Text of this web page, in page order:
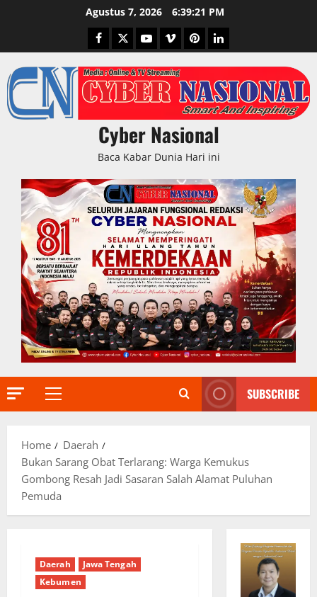
Agustus 7, 2026 6:39:22 PM
Facebook
TwitterYoutubeVimeoPinterestLinkedIn
Cyber Nasional
Baca Kabar Dunia Hari ini
Primary
SUBSCRIBE
Home
Daerah
Bukan Sarang Obat Terlarang: Warga Kemukus
Gombong Resah Jadi Sasaran Salah Alamat Puluhan
Pemuda
Daerah
Jawa Tengah
Kebumen